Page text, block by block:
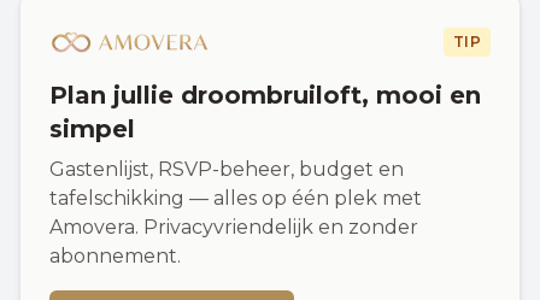
TIP
Plan jullie droombruiloft, mooi en
simpel
Gastenlijst, RSVP-beheer, budget en
tafelschikking — alles op één plek met
Amovera. Privacyvriendelijk en zonder
abonnement.